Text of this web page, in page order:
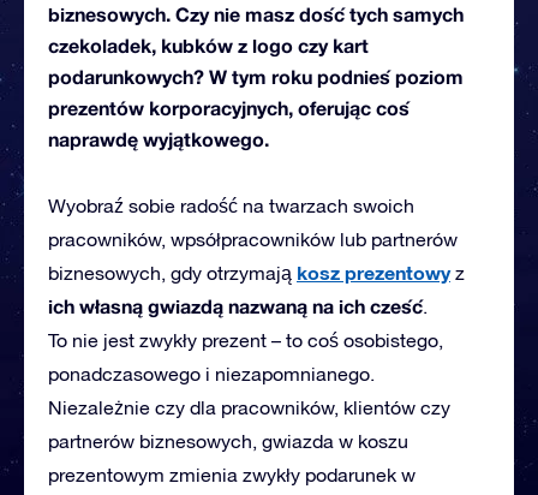
biznesowych. Czy nie masz dość tych samych
czekoladek, kubków z logo czy kart
podarunkowych? W tym roku podnieś poziom
prezentów korporacyjnych, oferując coś
naprawdę wyjątkowego.
Wyobraź sobie radość na twarzach swoich
pracowników, wpsółpracowników lub partnerów
biznesowych, gdy otrzymają kosz prezentowyz
ich własną gwiazdą nazwaną na ich cześć.
To nie jest zwykły prezent – to coś osobistego,
ponadczasowego i niezapomnianego.
Niezależnie czy dla pracowników, klientów czy
partnerów biznesowych, gwiazda w koszu
prezentowym zmienia zwykły podarunek w